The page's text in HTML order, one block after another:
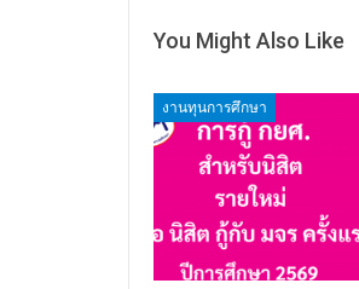
You Might Also Like
งานทุนการศึกษา